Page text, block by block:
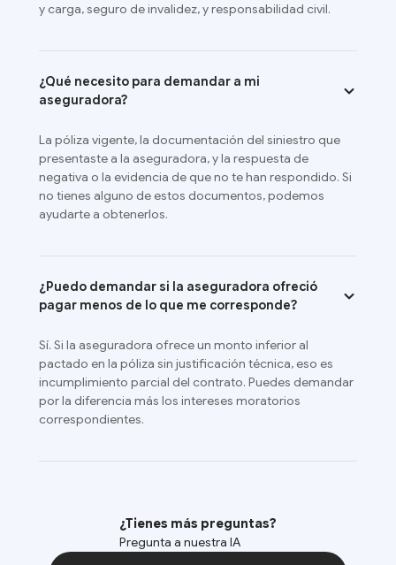
¿Tienes más preguntas?
Pregunta a nuestra IA
y carga, seguro de invalidez, y responsabilidad civil.
¿Qué necesito para demandar a mi
aseguradora?
La póliza vigente, la documentación del siniestro que
presentaste a la aseguradora, y la respuesta de
negativa o la evidencia de que no te han respondido. Si
no tienes alguno de estos documentos, podemos
ayudarte a obtenerlos.
¿Puedo demandar si la aseguradora ofreció
pagar menos de lo que me corresponde?
Sí. Si la aseguradora ofrece un monto inferior al
pactado en la póliza sin justificación técnica, eso es
incumplimiento parcial del contrato. Puedes demandar
por la diferencia más los intereses moratorios
correspondientes.